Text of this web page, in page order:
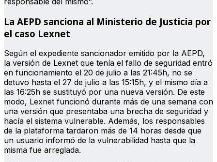
La AEPD sanciona al Ministerio de Justicia por
el caso Lexnet
Según el expediente sancionador emitido por la AEPD,
la versión de Lexnet que tenía el fallo de seguridad entró
en funcionamiento el 20 de julio a las 21:45h, no se
detuvo hasta el 27 de julio a las 15:15h, y el mismo día a
las 16:25h se sustituyó por una nueva versión. De este
modo, Lexnet funcionó durante más de una semana con
una versión que presentaba una brecha de seguridad y
hacía el sistema vulnerable. Además, los responsables
de la plataforma tardaron más de 14 horas desde que
un usuario informó de la vulnerabilidad hasta que la
misma fue arreglada.